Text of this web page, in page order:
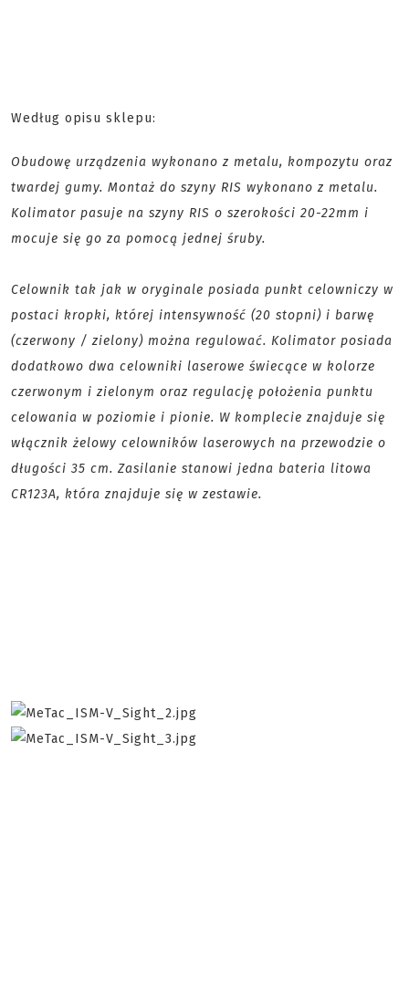
Według opisu sklepu:
Obudowę urządzenia wykonano z metalu, kompozytu oraz
twardej gumy. Montaż do szyny RIS wykonano z metalu.
Kolimator pasuje na szyny RIS o szerokości 20-22mm i
mocuje się go za pomocą jednej śruby.
Celownik tak jak w oryginale posiada punkt celowniczy w
postaci kropki, której intensywność (20 stopni) i barwę
(czerwony / zielony) można regulować. Kolimator posiada
dodatkowo dwa celowniki laserowe świecące w kolorze
czerwonym i zielonym oraz regulację położenia punktu
celowania w poziomie i pionie. W komplecie znajduje się
włącznik żelowy celowników laserowych na przewodzie o
długości 35 cm. Zasilanie stanowi jedna bateria litowa
CR123A, która znajduje się w zestawie.